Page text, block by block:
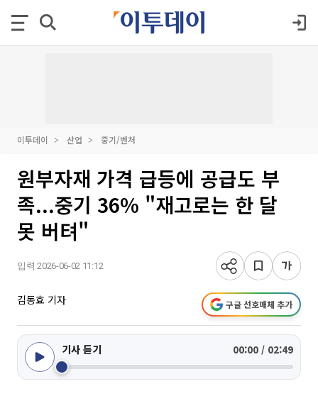
이투데이 산업 중기/벤처
원부자재 가격 급등에 공급도 부
족...중기 36% "재고로는 한 달
못 버텨"
입력 2026-06-02 11:12
김동효 기자 구글 선호매체 추가
기사 듣기 00:00 / 02:49